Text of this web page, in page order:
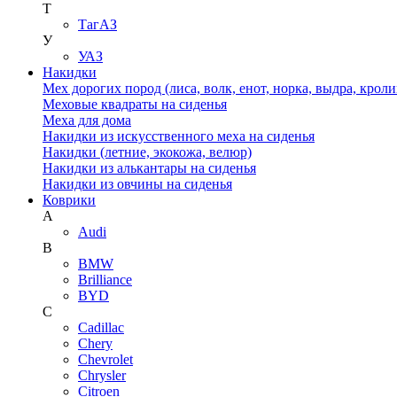
Т
ТагАЗ
У
УАЗ
Накидки
Мех дорогих пород (лиса, волк, енот, норка, выдра,
Меховые квадраты на сиденья
Меха для дома
Накидки из искусственного меха на сиденья
Накидки (летние, экокожа, велюр)
Накидки из алькантары на сиденья
Накидки из овчины на сиденья
Коврики
A
Audi
B
BMW
Brilliance
BYD
C
Cadillac
Chery
Chevrolet
Chrysler
Citroen